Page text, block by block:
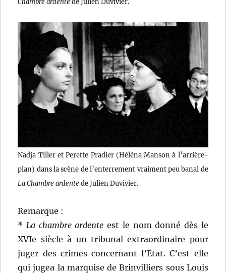
Nadja Tiller et Perette Pradier (Héléna Manson à l’arrière-
plan) dans la scène de l’enterrement vraiment peu banal de
La Chambre ardentede Julien Duvivier.
Remarque :
*La chambre ardente est le nom donné dès le
XVIe siècle à un tribunal extraordinaire pour
juger des crimes concernant l’Etat. C’est elle
qui jugea la marquise de Brinvilliers sous Louis